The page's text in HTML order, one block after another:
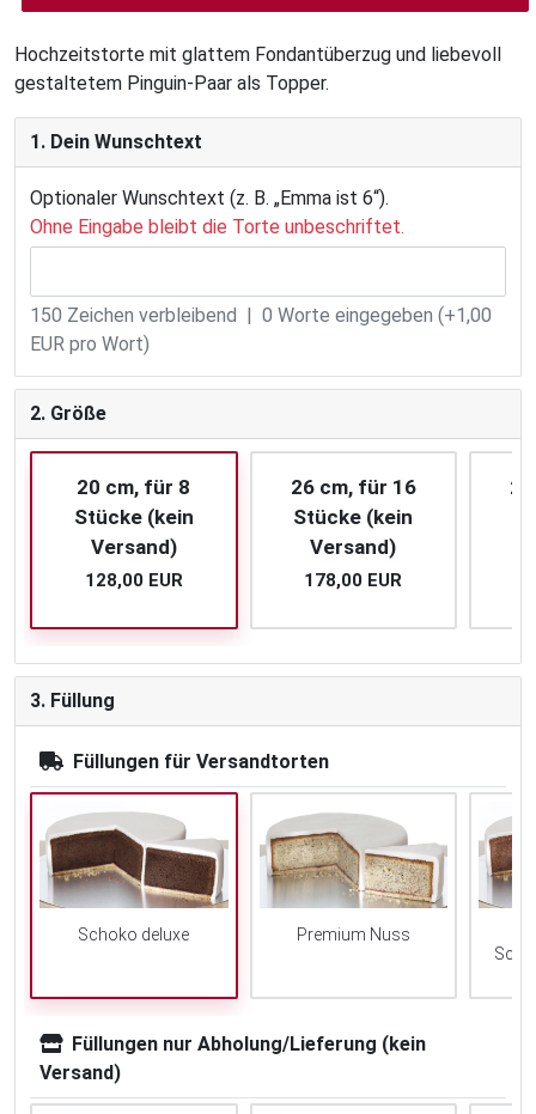
Hochzeitstorte mit glattem Fondantüberzug und liebevoll
gestaltetem Pinguin-Paar als Topper.
1. Dein Wunschtext
Optionaler Wunschtext (z. B. „Emma ist 6“).
Ohne Eingabe bleibt die Torte unbeschriftet.
150 Zeichen verbleibend | 0 Worte eingegeben (+1,00
EUR pro Wort)
2. Größe
20 cm, für 8
Stücke (kein
Versand)
128,00 EUR
26 cm, für 16
Stücke (kein
Versand)
178,00 EUR
3. Füllung
Füllungen für Versandtorten
Schoko deluxe
Premium Nuss
Füllungen nur Abholung/Lieferung (kein
Versand)